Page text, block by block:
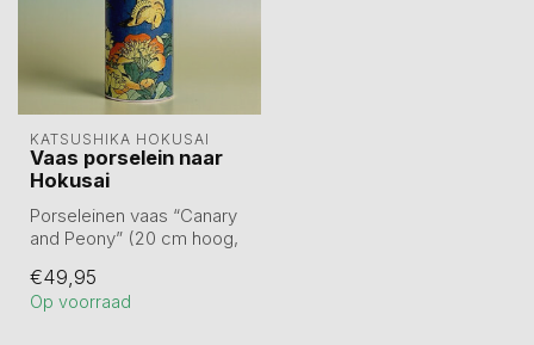
KATSUSHIKA HOKUSAI
Vaas porselein naar
Hokusai
Porseleinen vaas “Canary
and Peony” (20 cm hoog,
Hoku...
€49,95
Op voorraad